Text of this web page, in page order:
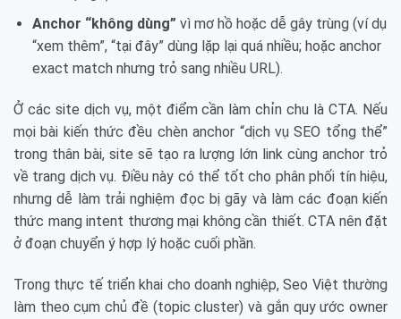
Anchor “không dùng” vì mơ hồ hoặc dễ gây trùng (ví dụ
“xem thêm”, “tại đây” dùng lặp lại quá nhiều; hoặc anchor
exact match nhưng trỏ sang nhiều URL).
Ở các site dịch vụ, một điểm cần làm chỉn chu là CTA. Nếu
mọi bài kiến thức đều chèn anchor “dịch vụ SEO tổng thể”
trong thân bài, site sẽ tạo ra lượng lớn link cùng anchor trỏ
về trang dịch vụ. Điều này có thể tốt cho phân phối tín hiệu,
nhưng dễ làm trải nghiệm đọc bị gãy và làm các đoạn kiến
thức mang intent thương mại không cần thiết. CTA nên đặt
ở đoạn chuyển ý hợp lý hoặc cuối phần.
Trong thực tế triển khai cho doanh nghiệp, Seo Việt thường
làm theo cụm chủ đề (topic cluster) và gắn quy ước owner